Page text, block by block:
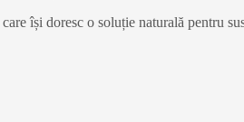
își doresc o soluție naturală pentru